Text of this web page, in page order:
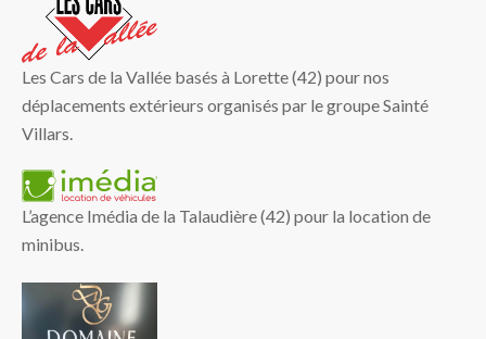
Les Cars de la Vallée basés à Lorette (42) pour nos
déplacements extérieurs organisés par le groupe Sainté
Villars.
L’agence Imédia de la Talaudière (42) pour la location de
minibus.